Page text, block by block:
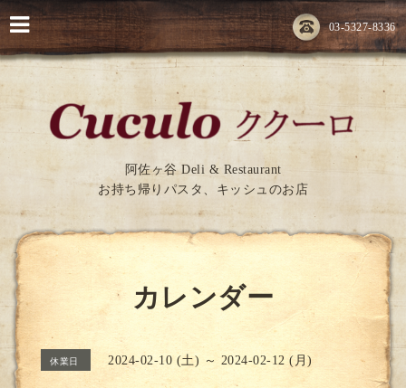
03-5327-8336
阿佐ヶ谷 Deli & Restaurant
お持ち帰りパスタ、キッシュのお店
カレンダー
休業日 2024-02-10 (土) ～ 2024-02-12 (月)